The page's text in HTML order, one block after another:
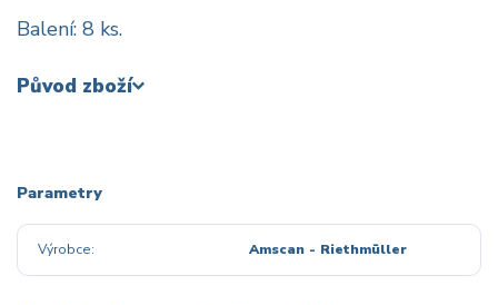
Balení: 8 ks.
Původ zboží
Parametry
Výrobce Amscan - Riethmüller